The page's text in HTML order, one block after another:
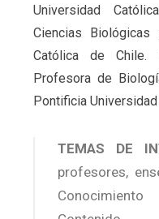
Universidad
Ciencias
Católica de Chile.
Profesora de
Pontificia
TEMAS DE
profesores,